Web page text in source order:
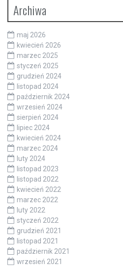
Archiwa
maj 2026
kwiecień 2026
marzec 2025
styczeń 2025
grudzień 2024
listopad 2024
październik 2024
wrzesień 2024
sierpień 2024
lipiec 2024
kwiecień 2024
marzec 2024
luty 2024
listopad 2023
listopad 2022
kwiecień 2022
marzec 2022
luty 2022
styczeń 2022
grudzień 2021
listopad 2021
październik 2021
wrzesień 2021